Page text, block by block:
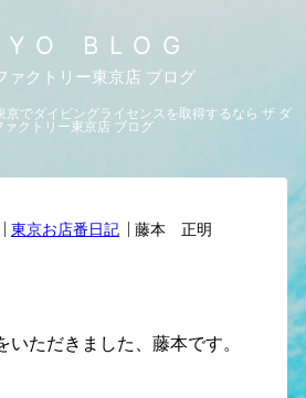
BLOG
ァクトリー東京店 ブログ
京でダイビングライセンスを取得するなら ザ ダ
ァクトリー東京店 ブログ
東京お店番日記 藤本 正明
いただきました、藤本です。